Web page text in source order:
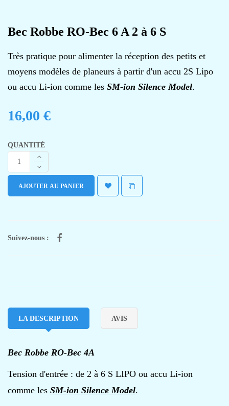
Bec Robbe RO-Bec 6 A 2 à 6 S
Très pratique pour alimenter la réception des petits et
moyens modèles de planeurs à partir d'un accu 2S Lipo
ou accu Li-ion comme les SM-ion Silence Model.
16,00 €
QUANTITÉ
AJOUTER AU PANIER
Suivez-nous :
LA DESCRIPTION AVIS
Bec Robbe RO-Bec 4A
Tension d'entrée : de 2 à 6 S LIPO ou accu Li-ion
comme les SM-ion Silence Model.